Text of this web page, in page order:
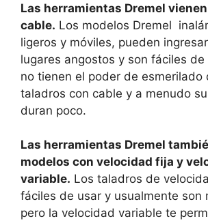
Las herramientas Dremel
cable. Los modelos Dremel
ligeros y móviles, pueden
lugares angostos y son fáciles
no tienen el poder de esmerilado
taladros con cable y a menudo
duran poco.
Las herramientas Dremel
modelos con velocidad fija y
variable. Los taladros de
fáciles de usar y usualmente son
pero la velocidad variable te